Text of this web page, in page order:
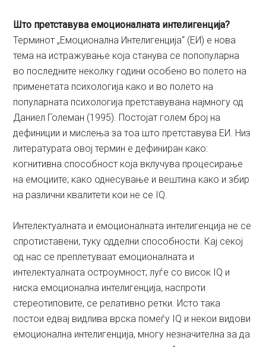
Што претставува емоционалната интелигенција?
Терминот „Емоционална Интелигенција“ (ЕИ) е нова
тема на истражување која станува се попопуларна
во последните неколку години особено во полето на
применетата психологија како и во полето на
популарната психологија претставувана најмногу од
Даниел Големан (1995). Постојат голем број на
дефиниции и мислења за тоа што претставува ЕИ. Низ
литературата овој термин е дефиниран како:
когнитивна способност која вклучува процесирање
на емоциите; како однесување и вештина како и збир
на различни квалитети кои не се IQ.
Интелектуалната и емоционалната интелигенција не се
спротиставени, туку одделни способности. Кај секој
од нас се преплетуваат емоционалната и
интелектуалната остроумност; луѓе со висок IQ и
ниска емоционална интелигенција, наспроти
стереотиповите, се релативно ретки. Исто така
постои едвај видлива врска помеѓу IQ и некои видови
емоционална интелигенција, многу незначителна за да